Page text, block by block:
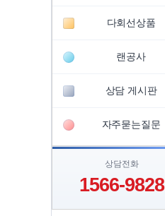
다회선상품
랜공사
상담 게시판
자주묻는질문
상담전화
1566-9828